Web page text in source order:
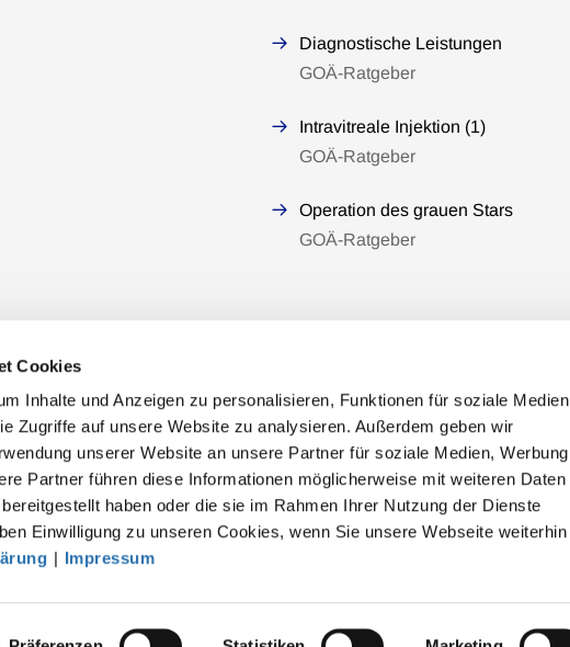
Cookies
Inhalte und Anzeigen zu personalisieren, Funktionen für soziale Medien
Zugriffe auf unsere Website zu analysieren. Außerdem geben wir
unserer Website an unsere Partner für soziale Medien, Werbung
Partner führen diese Informationen möglicherweise mit weiteren Daten
haben oder die sie im Rahmen Ihrer Nutzung der Dienste
Einwilligung zu unseren Cookies, wenn Sie unsere Webseite weiterhin
| Impressum
Diagnostische Leistungen
GOÄ-Ratgeber
Intravitreale Injektion (1)
GOÄ-Ratgeber
Operation des grauen Stars
GOÄ-Ratgeber
der deutschen Ärztekammern
Lewin-Platz 1, 10623 Berlin